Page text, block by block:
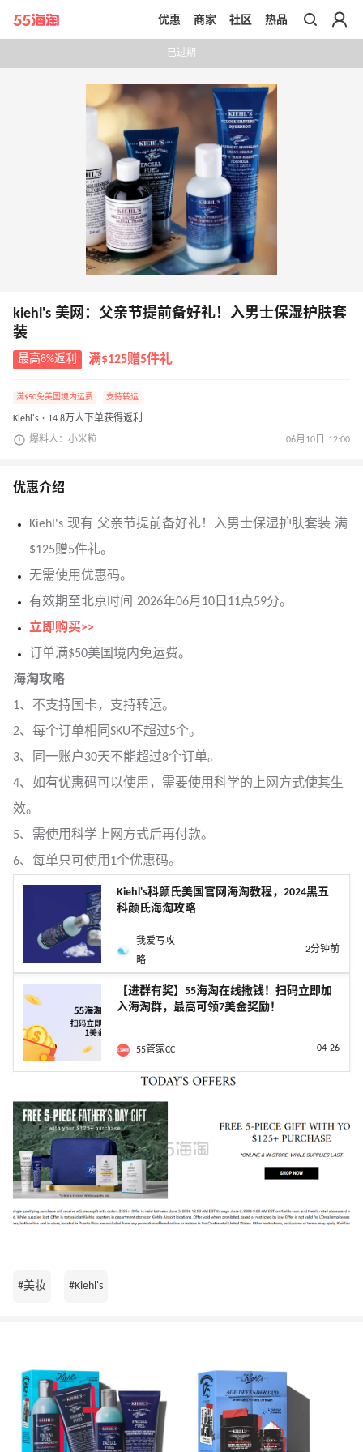
带你去官网买正品
优惠 商家 社区 热品
已过期
kiehl's 美网：父亲节提前备好礼！入男士保湿护肤套
装
最高8%返利 满$125赠5件礼
满$50免美国境内运费 支持转运
Kiehl's · 14.8万人下单获得返利
爆料人：小米粒 06月10日 12:00
优惠介绍
Kiehl's 现有 父亲节提前备好礼！入男士保湿护肤套装 满
$125赠5件礼。
无需使用优惠码。
有效期至北京时间 2026年06月10日11点59分。
立即购买>>
订单满$50美国境内免运费。
海淘攻略
1、不支持国卡，支持转运。
2、每个订单相同SKU不超过5个。
3、同一账户30天不能超过8个订单。
4、如有优惠码可以使用，需要使用科学的上网方式使其生
效。
5、需使用科学上网方式后再付款。
6、每单只可使用1个优惠码。
Kiehl's科颜氏美国官网海淘教程，2024黑五
科颜氏海淘攻略
我爱写攻
略
2分钟前
【进群有奖】55海淘在线撒钱！扫码立即加
入海淘群，最高可领7美金奖励！
55管家CC 04-26
#美妆 #Kiehl's